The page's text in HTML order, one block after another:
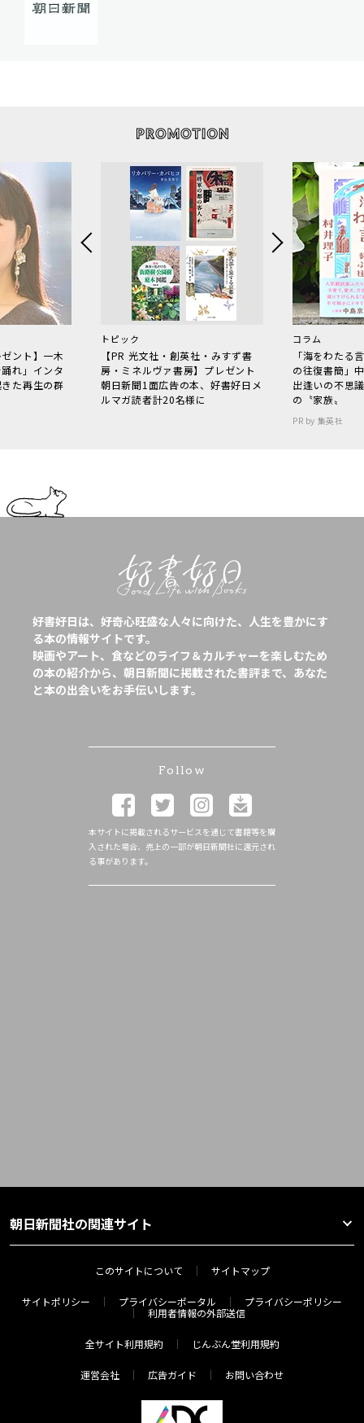
ント】一木
れ」インタ
た再生の群
トピック
【PR 光文社・創英社・みすず書
房・ミネルヴァ書房】プレゼント
朝日新聞1面広告の本、好書好日メ
ルマガ読者計20名様に
コラム
「海をわた
の往復書簡」
出逢いの不思
の〝家族〟
PR by 集英社
好書好日は、好奇心旺盛な人々に向けた、人生を豊かにす
る本の情報サイトです。
映画やアート、食などのライフ＆カルチャーを楽しむため
の本の紹介から、朝日新聞に掲載された書評まで、あなた
と本の出会いをお手伝いします。
Follow
本サイトに掲載されるサービスを通じて書籍等を購
入された場合、売上の一部が朝日新聞社に還元され
る事があります。
朝日新聞社の関連サイト
このサイトについて サイトマップ
サイトポリシー プライバシーポータル
プライバシーポリシー
利用者情報の外部送信
全サイト利用規約 じんぶん堂利用規約
運営会社 広告ガイド お問い合わせ